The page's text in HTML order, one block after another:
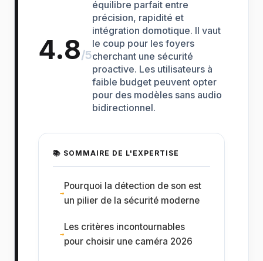
4.8/5
équilibre parfait entre
précision, rapidité et
intégration domotique. Il vaut
le coup pour les foyers
cherchant une sécurité
proactive. Les utilisateurs à
faible budget peuvent opter
pour des modèles sans audio
bidirectionnel.
📚 SOMMAIRE DE L'EXPERTISE
Pourquoi la détection de son est
un pilier de la sécurité moderne
Les critères incontournables
pour choisir une caméra 2026